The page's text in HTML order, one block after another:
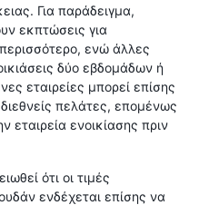
Για παράδειγμα,
εκπτώσεις για
ενώ άλλες
δύο εβδομάδων ή
εταιρείες μπορεί επίσης
πελάτες, επομένως
εταιρεία ενοικίασης πριν
ότι οι τιμές
ενδέχεται επίσης να